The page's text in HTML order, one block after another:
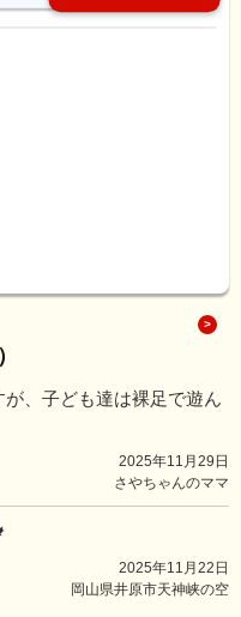
が、子ども達は裸足で遊ん
2025年11月29日
さやちゃんのママ
2025年11月22日
岡山県井原市天神峡の空